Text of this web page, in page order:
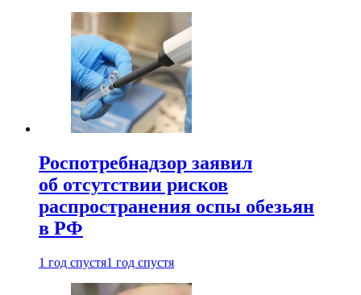
Роспотребнадзор заявил
об отсутствии рисков
распространения оспы обезьян
в РФ
1 год спустя1 год спустя